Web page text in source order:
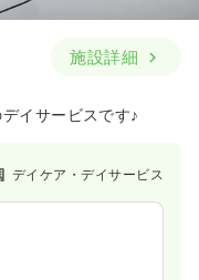
施設詳細
イサービスです♪
デイケア・デイサービス